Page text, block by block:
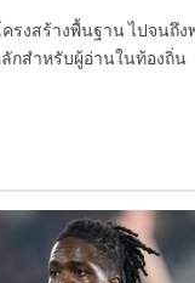
รงสร้างพื้นฐาน ไปจนถึง
กสำหรับผู้อ่านในท้องถิ่น